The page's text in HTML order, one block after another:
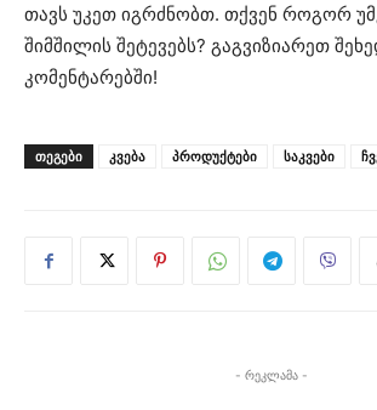
თავს უკეთ იგრძნობთ. თქვენ როგორ
შიმშილის შეტევებს? გაგვიზიარეთ
კომენტარებში!
ᲗᲔᲒᲔᲑᲘ კვება პროდუქტები საკვები
- რეკლამა -